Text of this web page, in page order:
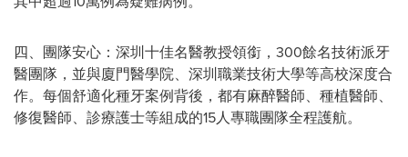
四、團隊安心：深圳十佳名醫教授領銜，300餘名技術派牙
醫團隊，並與廈門醫學院、深圳職業技術大學等高校深度合
作。每個舒適化種牙案例背後，都有麻醉醫師、種植醫師、
修復醫師、診療護士等組成的15人專職團隊全程護航。